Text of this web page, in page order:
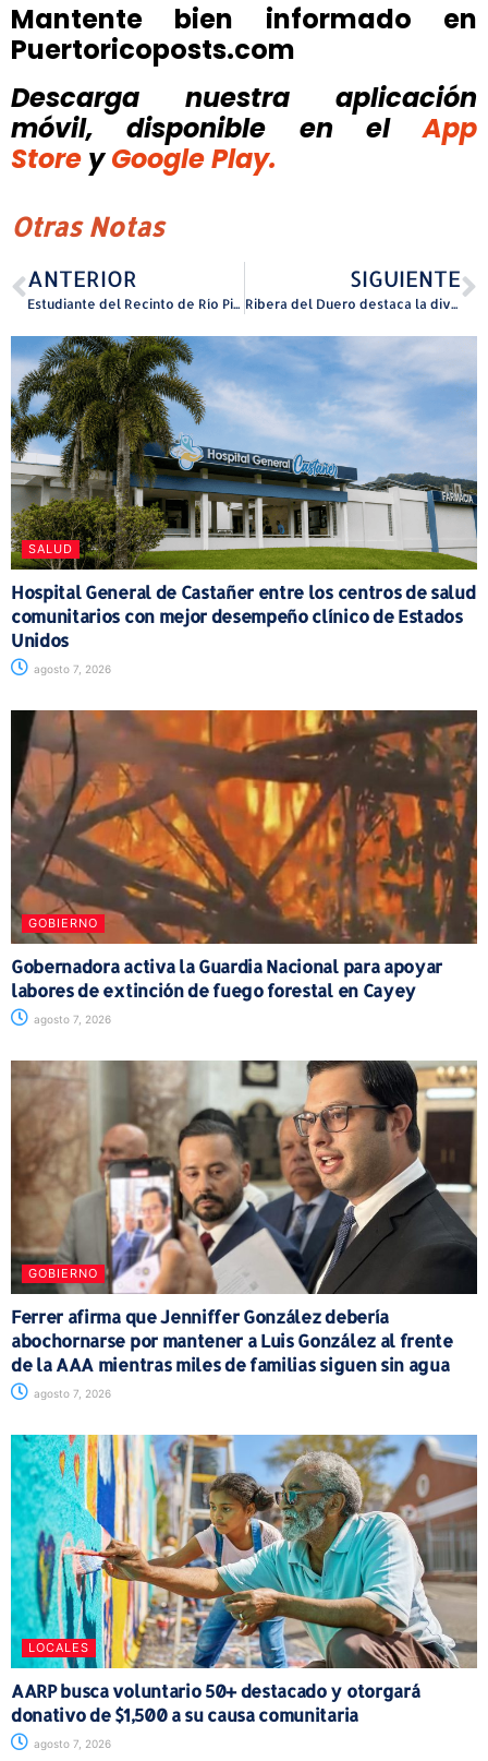
Mantente bien informado en
Puertoricoposts.com
Descarga nuestra aplicación
móvil, disponible
en el
App
Store y Google Play.
Otras Notas
ANTERIOR
Estudiante del Recinto de Río Piedras de la UPR recibe la prestigiosa Beca Truman
SIGUIENTE
Ribera del Duero destaca la diversidad del tempranillo en experiencia educativa multisensorial
SALUD
Hospital General de Castañer entre los centros de salud
comunitarios con mejor desempeño clínico de Estados
Unidos
agosto 7, 2026
GOBIERNO
Gobernadora activa la Guardia Nacional para apoyar
labores de extinción de fuego forestal en Cayey
agosto 7, 2026
GOBIERNO
Ferrer afirma que Jenniffer González debería
abochornarse por mantener a Luis González al frente
de la AAA mientras miles de familias siguen sin agua
agosto 7, 2026
LOCALES
AARP busca voluntario 50+ destacado y otorgará
donativo de $1,500 a su causa comunitaria
agosto 7, 2026